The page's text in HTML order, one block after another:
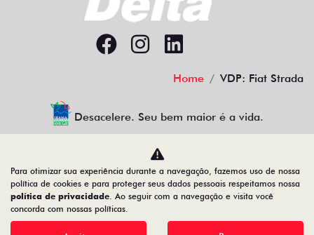
Home VDP: Fiat Strada
Desacelere. Seu bem maior é a vida.
Comercial de Veículos Delta Ltda
71.102.370/0001-88
Para otimizar sua experiência durante a navegação, fazemos uso de nossa
política de cookies e para proteger seus dados pessoais respeitamos nossa
política de privacidade. Ao seguir com a navegação e visita você
concorda com nossas políticas.